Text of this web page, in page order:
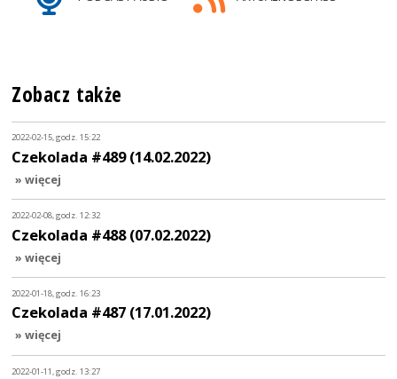
Zobacz także
2022-02-15, godz. 15:22
Czekolada #489 (14.02.2022)
» więcej
2022-02-08, godz. 12:32
Czekolada #488 (07.02.2022)
» więcej
2022-01-18, godz. 16:23
Czekolada #487 (17.01.2022)
» więcej
2022-01-11, godz. 13:27